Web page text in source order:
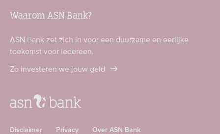
Waarom ASN Bank?
ASN Bank zet zich in voor een duurzame en eerlijke
toekomst voor iedereen.
Zo investeren we jouw geld
Disclaimer Privacy Over ASN Bank